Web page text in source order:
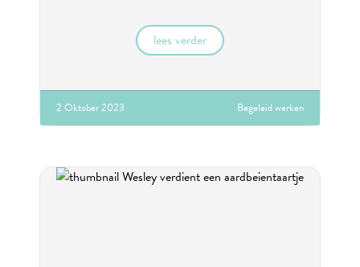
lees verder
2 Oktober 2023 Begeleid werken